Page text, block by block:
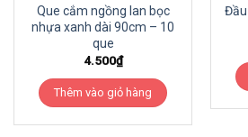
Que cắm ngồng lan bọc
nhựa xanh dài 90cm – 10
que
4.500₫
Thêm vào giỏ hàng